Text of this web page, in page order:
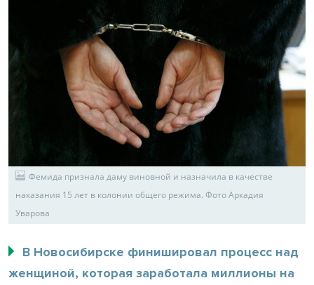
Фемида признала даму виновной и назначила в качестве
наказания 15 лет в колонии общего режима. Фото Аркадия
Уварова
В Новосибирске финишировал процесс над
женщиной, которая заработала миллионы на